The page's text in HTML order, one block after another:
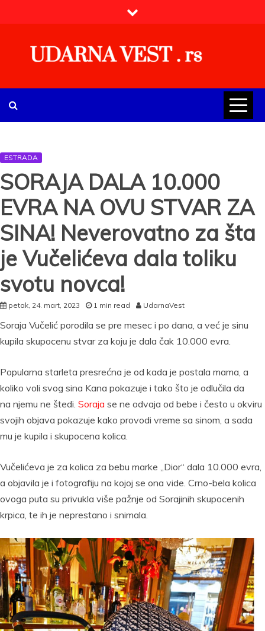
to
ESTRADA
SORAJA DALA 10.000
EVRA NA OVU STVAR ZA
SINA! Neverovatno za šta
je Vučelićeva dala toliku
svotu novca!
petak, 24. mart, 2023 1 min read UdarnaVest
Soraja Vučelić porodila se pre mesec i po dana, a već je sinu
kupila skupocenu stvar za koju je dala čak 10.000 evra.
Popularna starleta presrećna je od kada je postala mama, a
koliko voli svog sina Kana pokazuje i tako što je odlučila da
na njemu ne štedi. Soraja se ne odvaja od bebe i često u okviru
svojih objava pokazuje kako provodi vreme sa sinom, a sada
mu je kupila i skupocena kolica.
Vučelićeva je za kolica za bebu marke „Dior“ dala 10.000 evra,
a objavila je i fotografiju na kojoj se ona vide. Crno-bela kolica
ovoga puta su privukla više pažnje od Sorajinih skupocenih
krpica, te ih je neprestano i snimala.